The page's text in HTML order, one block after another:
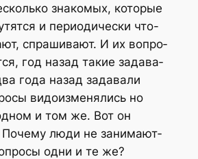
зна­ко­мых, кото­рые
и пери­о­ди­че­ски что-
спра­ши­ва­ют. И их вопро­
год назад такие зада­ва­
года назад зада­ва­ли
видо­из­ме­ня­лись но
и том же. Вот он
Поче­му люди не зани­ма­ют­
одни и те же?